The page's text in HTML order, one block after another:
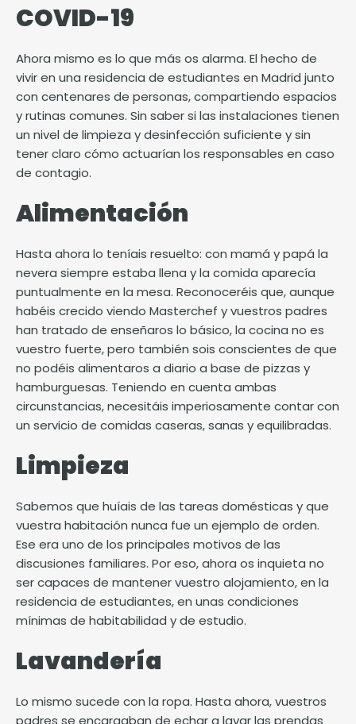
COVID-19
Ahora mismo es lo que más os alarma. El hecho de
vivir en una residencia de estudiantes en Madrid junto
con centenares de personas, compartiendo espacios
y rutinas comunes. Sin saber si las instalaciones tienen
un nivel de limpieza y desinfección suficiente y sin
tener claro cómo actuarían los responsables en caso
de contagio.
Alimentación
Hasta ahora lo teníais resuelto: con mamá y papá la
nevera siempre estaba llena y la comida aparecía
puntualmente en la mesa. Reconoceréis que, aunque
habéis crecido viendo Masterchef y vuestros padres
han tratado de enseñaros lo básico, la cocina no es
vuestro fuerte, pero también sois conscientes de que
no podéis alimentaros a diario a base de pizzas y
hamburguesas. Teniendo en cuenta ambas
circunstancias, necesitáis imperiosamente contar con
un servicio de comidas caseras, sanas y equilibradas.
Limpieza
Sabemos que huíais de las tareas domésticas y que
vuestra habitación nunca fue un ejemplo de orden.
Ese era uno de los principales motivos de las
discusiones familiares. Por eso, ahora os inquieta no
ser capaces de mantener vuestro alojamiento, en la
residencia de estudiantes, en unas condiciones
mínimas de habitabilidad y de estudio.
Lavandería
Lo mismo sucede con la ropa. Hasta ahora, vuestros
padres se encargaban de echar a lavar las prendas